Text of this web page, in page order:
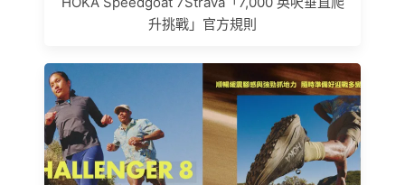
升挑戰」官方規則